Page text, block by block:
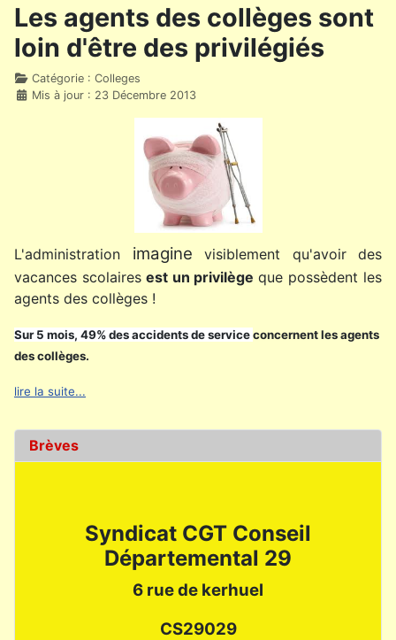
Les agents des collèges sont
loin d'être des privilégiés
DétailsCatégorie : Colleges
Mis à jour : 23 Décembre 2013
L'administration imagine visiblement qu'avoir des
vacances scolaires est un privilègeque possèdent les
agents des collèges !
Sur 5 mois, 49% des accidents de serviceconcernent les agents
des collèges.
lire la suite...
Brèves
Syndicat CGT Conseil
Départemental 29
6 rue de kerhuel
CS29029